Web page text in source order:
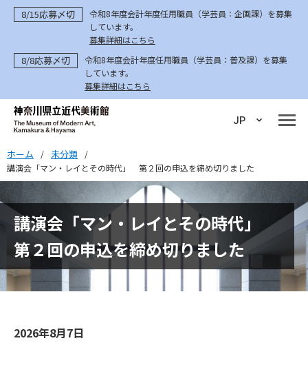
8/15応募〆切
令和8年度会計年度任用職員（学芸員：企画課）を募集
しています。
募集詳細はこちら
8/8応募〆切
令和8年度会計年度任用職員（学芸員：普及課）を募集
しています。
募集詳細はこちら
JP
ホーム / 未分類
/
講演会「マン・レイとその時代」 第２回の申込を締め切りました
講演会「マン・レイとその時代」
第２回の申込を締め切りました
2026年8月7日